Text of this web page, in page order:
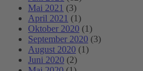
Mai 2021 (3)
April 2021 (1)
Oktober 2020 (1)
September 2020 (3)
August 2020 (1)
Juni 2020 (2)